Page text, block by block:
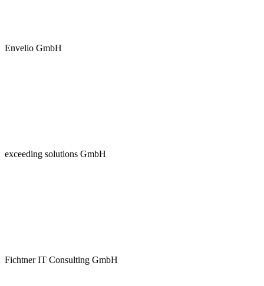
Envelio GmbH
exceeding solutions GmbH
Fichtner IT Consulting GmbH